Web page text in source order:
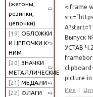
(жетоны,
резинки,
цепочки)
[19] ОБЛОЖКИ
И ЦЕПОЧКИ К
НИМ
[20] ЗНАЧКИ
МЕТАЛЛИЧЕСКИЕ
[21] МЕДАЛИ
[22] ФЛАГИ
<iframe
Выпуск
УСТАВ
picture-
Имя